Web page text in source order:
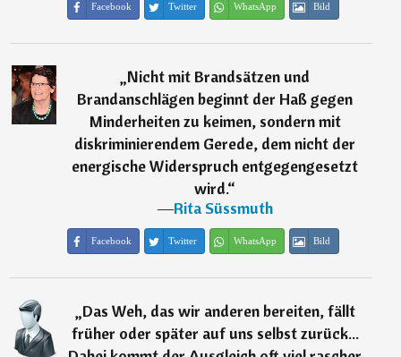
Facebook Twitter WhatsApp Bild
„Nicht mit Brandsätzen und
Brandanschlägen beginnt der Haß gegen
Minderheiten zu keimen, sondern mit
diskriminierendem Gerede, dem nicht der
energische Widerspruch entgegengesetzt
wird.“
―Rita Süssmuth
Facebook Twitter WhatsApp Bild
„Das Weh, das wir anderen bereiten, fällt
früher oder später auf uns selbst zurück...